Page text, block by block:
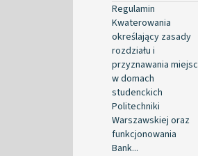
Regulamin
Kwaterowania
określający zasady
rozdziału i
przyznawania miejsc
w domach
studenckich
Politechniki
Warszawskiej oraz
funkcjonowania
Bank...